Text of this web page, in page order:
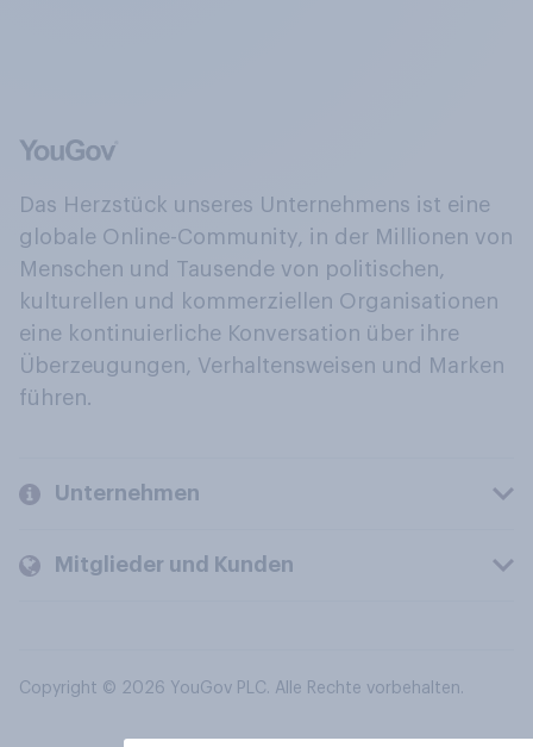
Das Herzstück unseres Unternehmens ist eine
globale Online-Community, in der Millionen von
Menschen und Tausende von politischen,
kulturellen und kommerziellen Organisationen
eine kontinuierliche Konversation über ihre
Überzeugungen, Verhaltensweisen und Marken
führen.
Unternehmen
Mitglieder und Kunden
Copyright © 2026 YouGov PLC. Alle Rechte vorbehalten.